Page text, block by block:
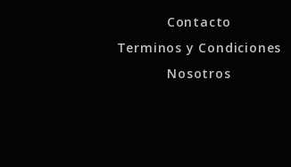
Contacto
Terminos y Condiciones
Nosotros